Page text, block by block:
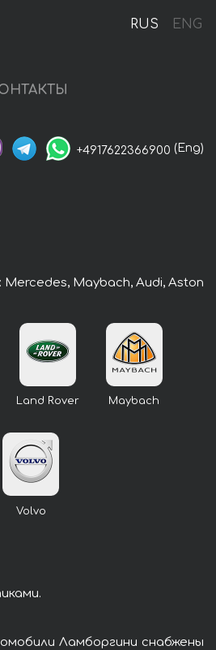
RUS ENG
+4917622366900 (Eng)
Maybach, Audi, Aston
Land Rover Maybach
Volvo
Ламборгини снабжены